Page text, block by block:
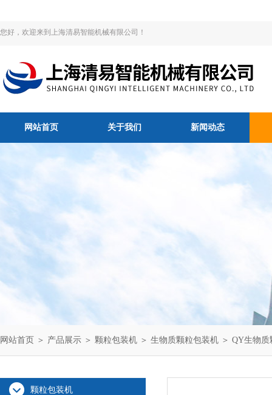
您好，欢迎来到上海清易智能机械有限公司！
网站首页 关于我们 新闻动态
网站首页 ＞ 产品展示 ＞ 颗粒包装机 ＞ 生物质颗粒包装机 ＞ QY生物
颗粒包装机